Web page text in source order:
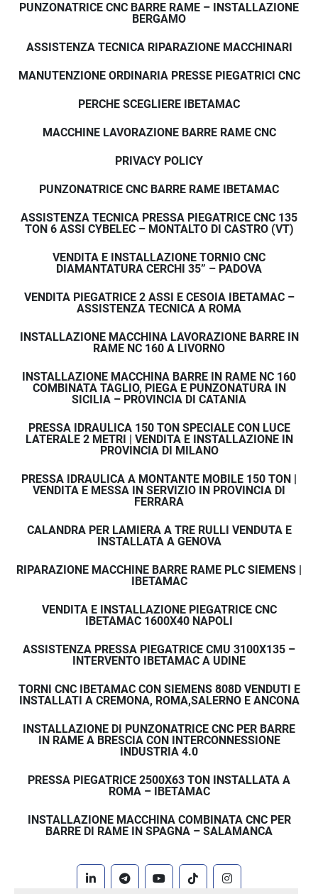
PUNZONATRICE CNC BARRE RAME – INSTALLAZIONE
BERGAMO
ASSISTENZA TECNICA RIPARAZIONE MACCHINARI
MANUTENZIONE ORDINARIA PRESSE PIEGATRICI CNC
PERCHE SCEGLIERE IBETAMAC
MACCHINE LAVORAZIONE BARRE RAME CNC
PRIVACY POLICY
PUNZONATRICE CNC BARRE RAME IBETAMAC
ASSISTENZA TECNICA PRESSA PIEGATRICE CNC 135
TON 6 ASSI CYBELEC – MONTALTO DI CASTRO (VT)
VENDITA E INSTALLAZIONE TORNIO CNC
DIAMANTATURA CERCHI 35” – PADOVA
VENDITA PIEGATRICE 2 ASSI E CESOIA IBETAMAC –
ASSISTENZA TECNICA A ROMA
INSTALLAZIONE MACCHINA LAVORAZIONE BARRE IN
RAME NC 160 A LIVORNO
INSTALLAZIONE MACCHINA BARRE IN RAME NC 160
COMBINATA TAGLIO, PIEGA E PUNZONATURA IN
SICILIA – PROVINCIA DI CATANIA
PRESSA IDRAULICA 150 TON SPECIALE CON LUCE
LATERALE 2 METRI | VENDITA E INSTALLAZIONE IN
PROVINCIA DI MILANO
PRESSA IDRAULICA A MONTANTE MOBILE 150 TON |
VENDITA E MESSA IN SERVIZIO IN PROVINCIA DI
FERRARA
CALANDRA PER LAMIERA A TRE RULLI VENDUTA E
INSTALLATA A GENOVA
RIPARAZIONE MACCHINE BARRE RAME PLC SIEMENS |
IBETAMAC
VENDITA E INSTALLAZIONE PIEGATRICE CNC
IBETAMAC 1600X40 NAPOLI
ASSISTENZA PRESSA PIEGATRICE CMU 3100X135 –
INTERVENTO IBETAMAC A UDINE
TORNI CNC IBETAMAC CON SIEMENS 808D VENDUTI E
INSTALLATI A CREMONA, ROMA,SALERNO E ANCONA
INSTALLAZIONE DI PUNZONATRICE CNC PER BARRE
IN RAME A BRESCIA CON INTERCONNESSIONE
INDUSTRIA 4.0
PRESSA PIEGATRICE 2500X63 TON INSTALLATA A
ROMA – IBETAMAC
INSTALLAZIONE MACCHINA COMBINATA CNC PER
BARRE DI RAME IN SPAGNA – SALAMANCA
linkedintelegramyoutubetiktok instagram